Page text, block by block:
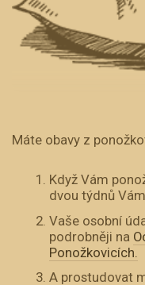
Máte obavy z
Když Vám
dvou týdnů
Vaše osobní
podrobněji na
Ponožkovicích.
A prostudovat